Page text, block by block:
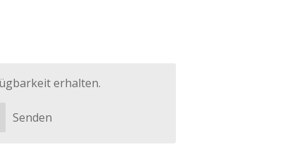
erhalten.
Senden